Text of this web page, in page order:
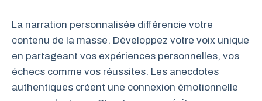
La narration personnalisée différencie votre
contenu de la masse. Développez votre voix unique
en partageant vos expériences personnelles, vos
échecs comme vos réussites. Les anecdotes
authentiques créent une connexion émotionnelle